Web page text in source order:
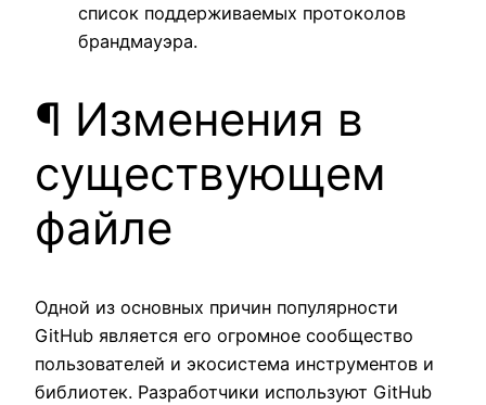
список поддерживаемых протоколов
брандмауэра.
¶ Изменения в
существующем
файле
Одной из основных причин популярности
GitHub является его огромное сообщество
пользователей и экосистема инструментов и
библиотек. Разработчики используют GitHub